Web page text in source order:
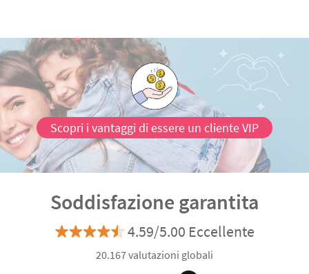
Scopri i vantaggi di essere un cliente VIP
Soddisfazione garantita
4.59/5.00 Eccellente
20.167 valutazioni globali